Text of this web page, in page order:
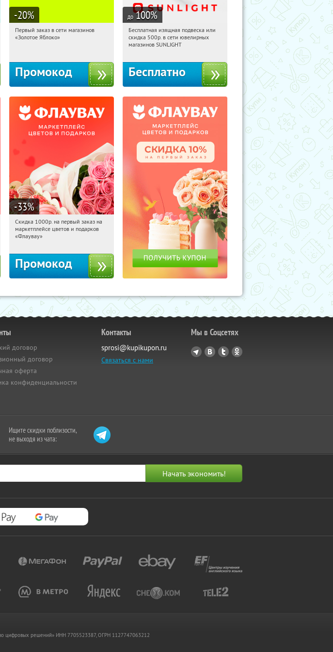
-20%
10:28:54
Получи первым!
Первый заказ в сети магазинов
«Золотое Яблоко»
Промокод
до 100%
10:28:54 Получили:
Россия
Бесплатная изящная подвеска или
скидка 500р. в сети ювелирных
магазинов SUNLIGHT
Бесплатно
-33%
10:28:54 Получили:
Россия
Скидка 1000р. на первый заказ на
маркетплейсе цветов и подарков
«Флаувау»
Промокод
договор
договор
оферта
конфиденциальности
Контакты
sprosi@kupikupon.ru
Связаться с нами
Мы в Соцсетях
Ищите скидки поблизости,
не выходя из чата:
цифровых решений» ИНН 7705523387, ОГРН 1127747063212